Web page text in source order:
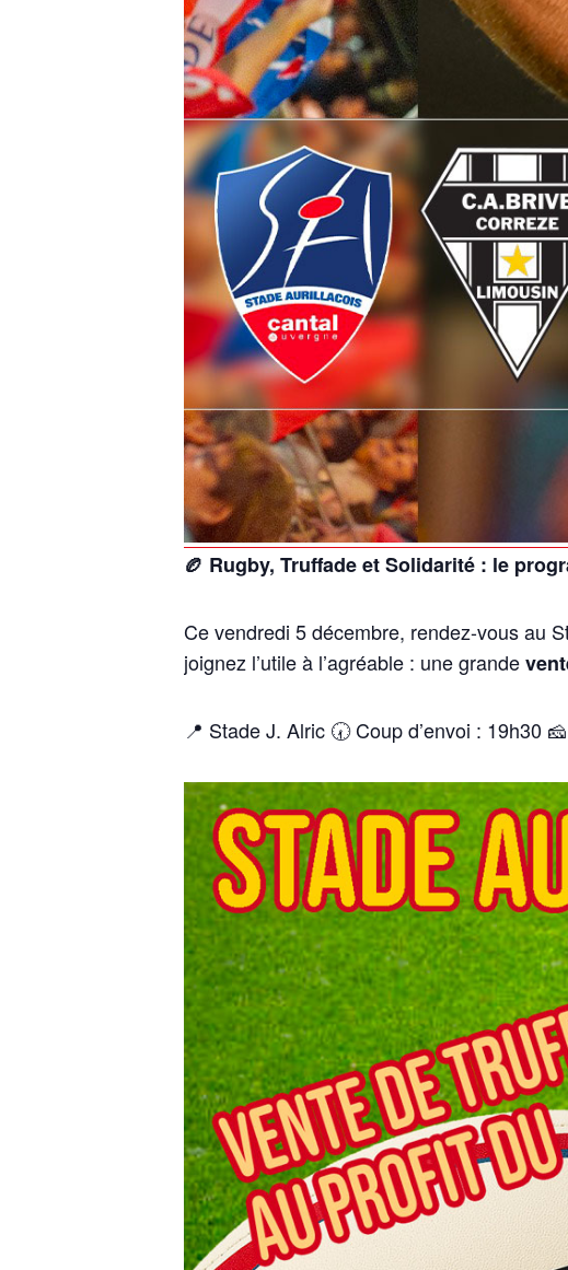
🏉 Rugby, Truffade et Solidarité : le
Ce vendredi 5 décembre, rendez-vous au
joignez l’utile à l’agréable : une grande
📍 Stade J. Alric 🕢 Coup d’envoi : 19h30